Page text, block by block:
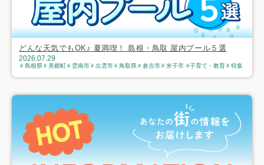
どんな天気でもOK♪ 夏満喫！ 島根・鳥取 屋内プール５選
2026.07.29
島根県 美郷町 雲南市 出雲市 鳥取県 倉吉市 米子市 子育て・教育 特集